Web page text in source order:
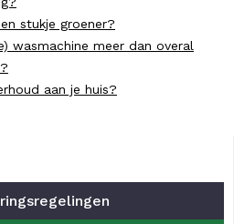
stukje groener?
wasmachine meer dan overal
aan je huis?